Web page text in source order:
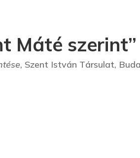
Máté szerint”
, Szent István Társulat,